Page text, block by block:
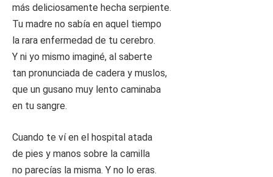
más deliciosamente hecha serpiente.
Tu madre no sabía en aquel tiempo
la rara enfermedad de tu cerebro.
Y ni yo mismo imaginé, al saberte
tan pronunciada de cadera y muslos,
que un gusano muy lento caminaba
en tu sangre.
Cuando te ví en el hospital atada
de pies y manos sobre la camilla
no parecías la misma. Y no lo eras.